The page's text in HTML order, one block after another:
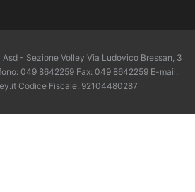
- Sezione Volley Via Ludovico Bressan, 3
049 8642259 Fax: 049 8642259 E-mail:
Codice Fiscale: 92104480287